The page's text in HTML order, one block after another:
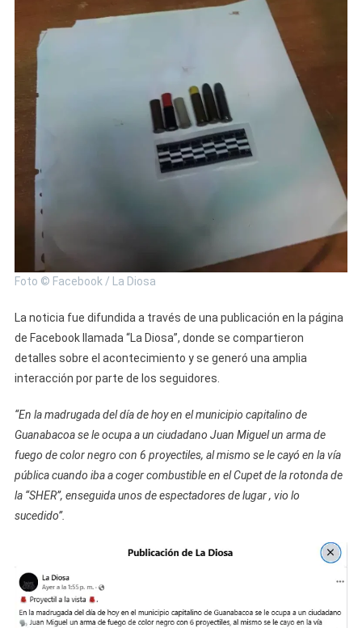
Foto © Facebook / La Diosa
La noticia fue difundida a través de una publicación en la página
de Facebook llamada “La Diosa”, donde se compartieron
detalles sobre el acontecimiento y se generó una amplia
interacción por parte de los seguidores.
“En la madrugada del día de hoy en el municipio capitalino de
Guanabacoa se le ocupa a un ciudadano Juan Miguel un arma de
fuego de color negro con 6 proyectiles, al mismo se le cayó en la vía
pública cuando iba a coger combustible en el Cupet de la rotonda de
la “SHER”, enseguida unos de espectadores de lugar , vio lo
sucedido”.